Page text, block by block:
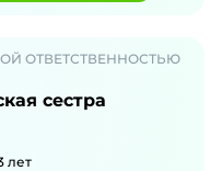
ОТВЕТСТВЕННОСТЬЮ
сестра
лет